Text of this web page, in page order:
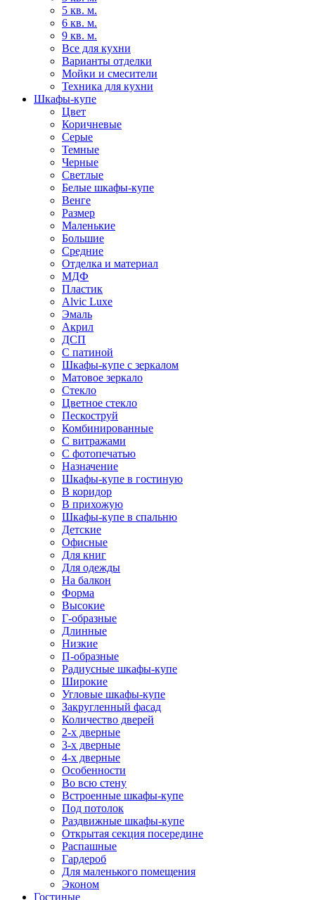
5 кв. м.
6 кв. м.
9 кв. м.
Все для кухни
Варианты отделки
Мойки и смесители
Техника для кухни
Шкафы-купе
Цвет
Коричневые
Серые
Темные
Черные
Светлые
Белые шкафы-купе
Венге
Размер
Маленькие
Большие
Средние
Отделка и материал
МДФ
Пластик
Alvic Luxe
Эмаль
Акрил
ДСП
С патиной
Шкафы-купе с зеркалом
Матовое зеркало
Стекло
Цветное стекло
Пескоструй
Комбинированные
С витражами
С фотопечатью
Назначение
Шкафы-купе в гостиную
В коридор
В прихожую
Шкафы-купе в спальню
Детские
Офисные
Для книг
Для одежды
На балкон
Форма
Высокие
Г-образные
Длинные
Низкие
П-образные
Радиусные шкафы-купе
Широкие
Угловые шкафы-купе
Закругленный фасад
Количество дверей
2-х дверные
3-х дверные
4-х дверные
Особенности
Во всю стену
Встроенные шкафы-купе
Под потолок
Раздвижные шкафы-купе
Открытая секция посередине
Распашные
Гардероб
Для маленького помещения
Эконом
Гостиные